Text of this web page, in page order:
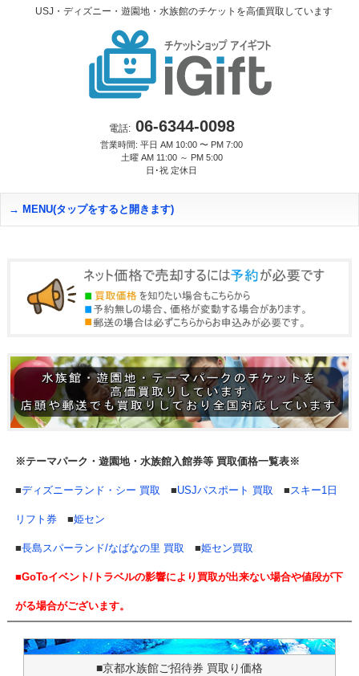
USJ・ディズニー・遊園地・水族館のチケットを高価買取しています
電話:06-6344-0098
営業時間: 平日 AM 10:00 〜 PM 7:00
土曜 AM 11:00 ～ PM 5:00
日･祝 定休日
MENU(タップをすると開きます)
※テーマパーク・遊園地・水族館入館券等 買取価格一覧表※
■ディズニーランド・シー 買取 ■USJパスポート 買取 ■スキー1日
リフト券■姫セン
■長島スパーランド/なばなの里 買取 ■姫セン買取
■GoToイベント/トラベルの影響により買取が出来ない場合や値段が下
がる場合がございます。
■京都水族館ご招待券 買取り価格